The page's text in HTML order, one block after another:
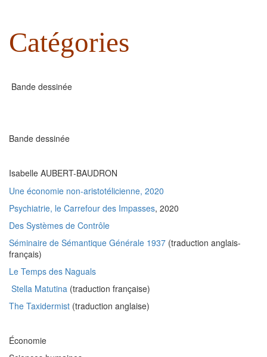
Catégories
Bande dessinée
Bande dessinée
Isabelle AUBERT-BAUDRON
Une économie non-aristotélicienne, 2020
Psychiatrie, le Carrefour des Impasses, 2020
Des Systèmes de Contrôle
Séminaire de Sémantique Générale 1937 (traduction anglais-
français)
Le Temps des Naguals
Stella Matutina (traduction française)
The Taxidermist (traduction anglaise)
Économie